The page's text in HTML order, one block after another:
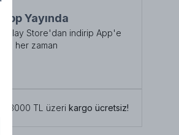
Yayında
Play Store'dan indirip App'e
her zaman
3000 TL üzeri kargo ücretsiz!